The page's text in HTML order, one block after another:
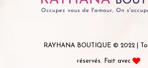
RAYHANA BOUTIQUE © 2022 |
réservés. Fait avec